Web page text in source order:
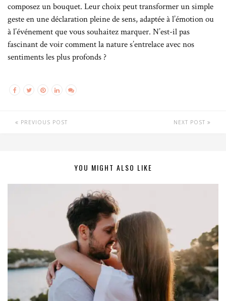
composez un bouquet. Leur choix peut transformer un simple
geste en une déclaration pleine de sens, adaptée à l’émotion ou
à l’événement que vous souhaitez marquer. N’est-il pas
fascinant de voir comment la nature s’entrelace avec nos
sentiments les plus profonds ?
PREVIOUS POST NEXT POST
YOU MIGHT ALSO LIKE